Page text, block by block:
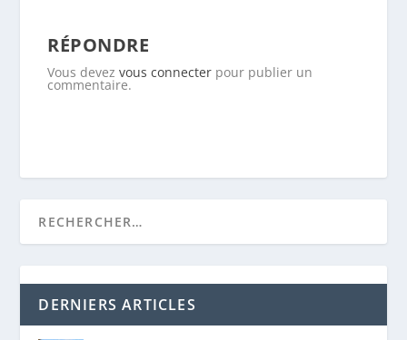
RÉPONDRE
Vous devezvous connecter pour publier un
commentaire.
DERNIERS ARTICLES